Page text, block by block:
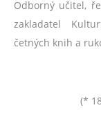
Odborný učitel,
zakladatel
četných knih a
(*